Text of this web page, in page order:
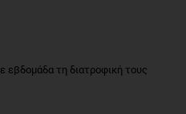
εβδομάδα τη διατροφική τους